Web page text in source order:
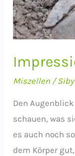
Miszellen/
Den
schauen, was
es auch noch
dem Körper